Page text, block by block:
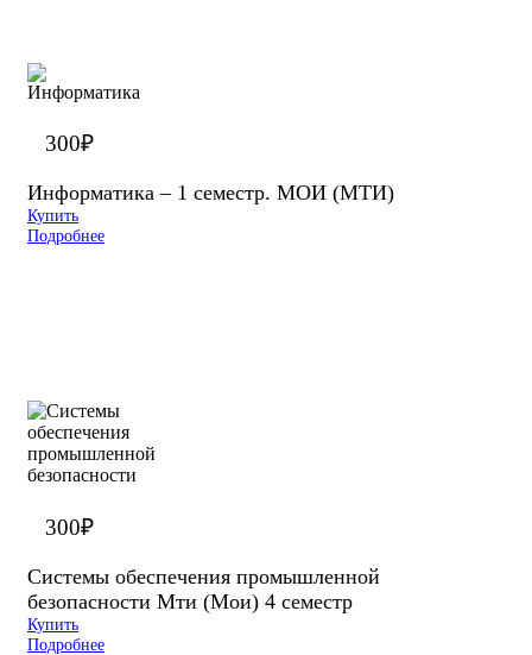
300₽
Информатика – 1 семестр. МОИ (МТИ)
Купить
Подробнее
300₽
Системы обеспечения промышленной
безопасности Мти (Мои) 4 семестр
Купить
Подробнее